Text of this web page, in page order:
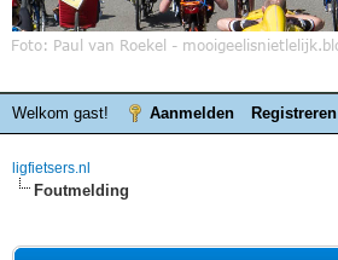
Welkom gast! Aanmelden Registreren
ligfietsers.nl
Foutmelding